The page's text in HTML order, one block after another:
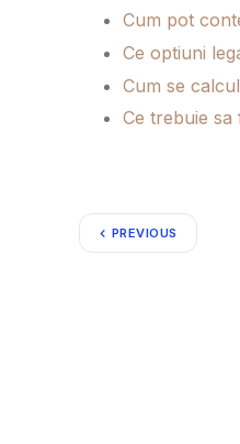
Cum pot
Ce optiuni
Cum se
Ce trebuie sa
PREVIOUS